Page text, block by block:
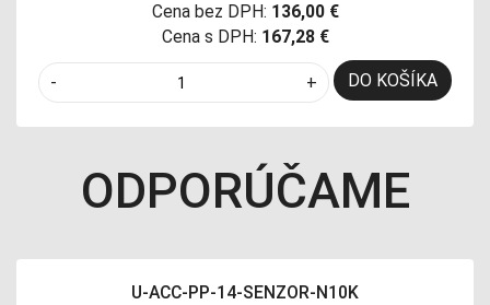
Cena bez DPH: 136,00 €
Cena s DPH: 167,28 €
- + DO KOŠÍKA
ODPORÚČAME
U-ACC-PP-14-SENZOR-N10K